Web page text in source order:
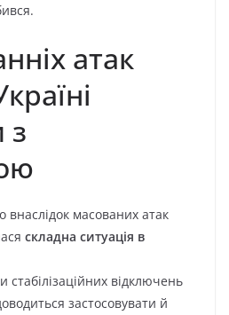
атак
з
масованих атак
складна ситуація в
стабілізаційних відключень
застосовувати й